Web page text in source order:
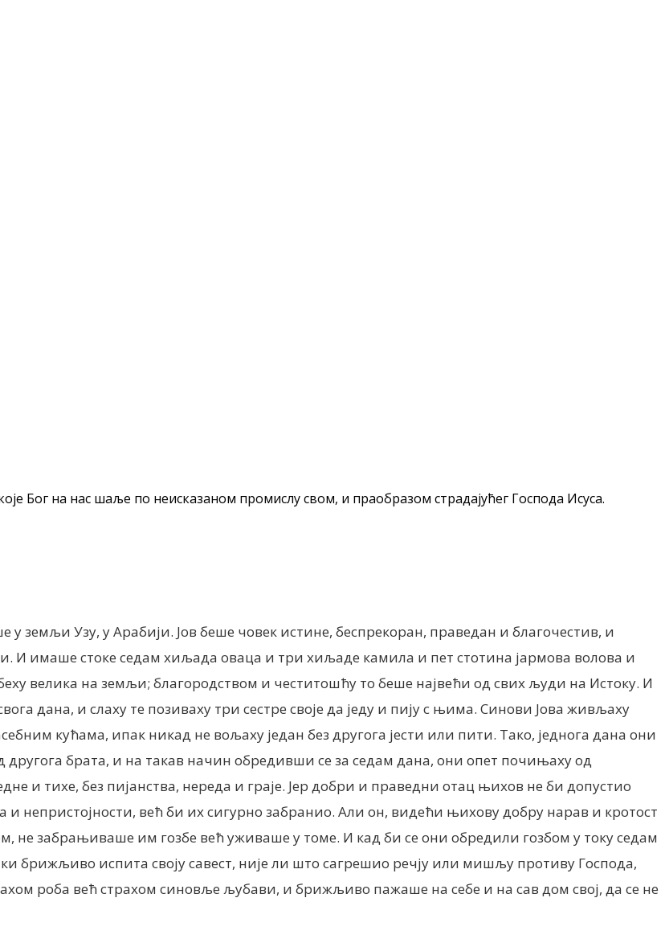
Бог на нас шаље по неисказаном промислу свом, и праобразом страдајућег Господа Исуса.
земљи Узу, у Арабији. Јов беше човек истине, беспрекоран, праведан и благочестив, и
И имаше стоке седам хиљада оваца и три хиљаде камила и пет стотина јармова волова и
велика на земљи; благородством и честитошћу то беше највећи од свих људи на Истоку. И
дана, и слаху те позиваху три сестре своје да једу и пију с њима. Синови Јова живљаху
кућама, ипак никад не вољаху један без другога јести или пити. Тако, једнога дана они
другога брата, и на такав начин обредивши се за седам дана, они опет почињаху од
и тихе, без пијанства, нереда и граје. Јер добри и праведни отац њихов не би допустио
и непристојности, већ би их сигурно забранио. Али он, видећи њихову добру нарав и кротост
не забрањиваше им гозбе већ уживаше у томе. И кад би се они обредили гозбом у току седам
брижљиво испита своју савест, није ли што сагрешио речју или мишљу противу Господа,
роба већ cтрахом синовље љубави, и брижљиво пажаше на себе и на сав дом свој, да се не